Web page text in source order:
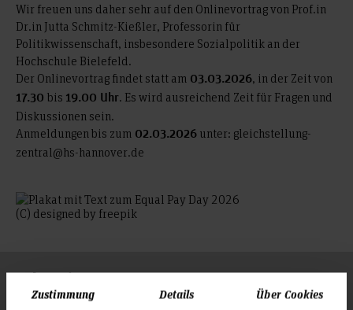
Zustimmung Details Über Cookies
Wir freuen uns daher sehr auf den Onlinevortrag von Prof.in
Dr.in Jutta Schmitz-Kießler, Professorin für
Politikwissenschaft, insbesondere Sozialpolitik an der
Hochschule Bielefeld.
Der Onlinevortrag findet statt am 03.03.2026, in der Zeit von
17.30 bis 19.00 Uhr. Es wird ausreichend Zeit für Fragen und
Diskussionen sein.
Anmeldungen bis zum 02.03.2026 unter: gleichstellung-
zentral@hs-hannover.de
(C) designed by freepik
Zum Seitenanfang
Folgen Sie uns